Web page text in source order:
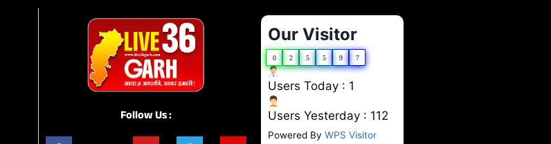
Follow Us :
Our Visitor
0 2 5 5 9 7
Users Today : 1
Users Yesterday : 112
Powered By WPS Visitor